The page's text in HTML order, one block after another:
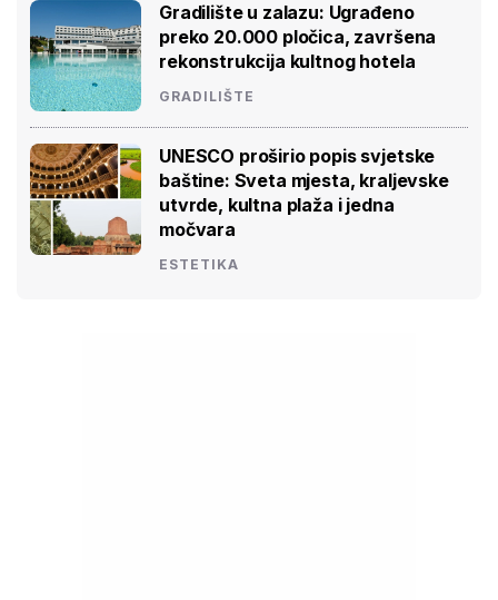
Gradilište u zalazu: Ugrađeno
preko 20.000 pločica, završena
rekonstrukcija kultnog hotela
GRADILIŠTE
UNESCO proširio popis svjetske
baštine: Sveta mjesta, kraljevske
utvrde, kultna plaža i jedna
močvara
ESTETIKA